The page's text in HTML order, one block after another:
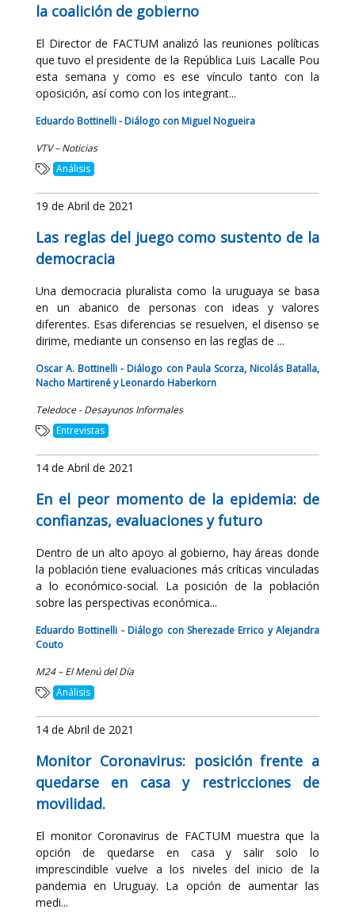
la coalición de gobierno
El Director de FACTUM analizó las reuniones políticas
que tuvo el presidente de la República Luis Lacalle Pou
esta semana y como es ese vínculo tanto con la
oposición, así como con los integrant...
Eduardo Bottinelli - Diálogo con Miguel Nogueira
VTV – Noticias
Análisis
19 de Abril de 2021
Las reglas del juego como sustento de la
democracia
Una democracia pluralista como la uruguaya se basa
en un abanico de personas con ideas y valores
diferentes. Esas diferencias se resuelven, el disenso se
dirime, mediante un consenso en las reglas de ...
Oscar A. Bottinelli - Diálogo con Paula Scorza, Nicolás Batalla,
Nacho Martirené y Leonardo Haberkorn
Teledoce - Desayunos Informales
Entrevistas
14 de Abril de 2021
En el peor momento de la epidemia: de
confianzas, evaluaciones y futuro
Dentro de un alto apoyo al gobierno, hay áreas donde
la población tiene evaluaciones más críticas vinculadas
a lo económico-social. La posición de la población
sobre las perspectivas económica...
Eduardo Bottinelli - Diálogo con Sherezade Errico y Alejandra
Couto
M24 – El Menú del Día
Análisis
14 de Abril de 2021
Monitor Coronavirus: posición frente a
quedarse en casa y restricciones de
movilidad.
El monitor Coronavirus de FACTUM muestra que la
opción de quedarse en casa y salir solo lo
imprescindible vuelve a los niveles del inicio de la
pandemia en Uruguay. La opción de aumentar las
medi...